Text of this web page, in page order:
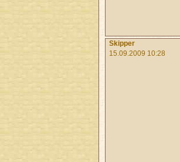
Skipper
15.09.2009 10:28